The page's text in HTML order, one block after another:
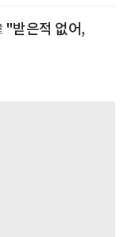
"받은적 없어,